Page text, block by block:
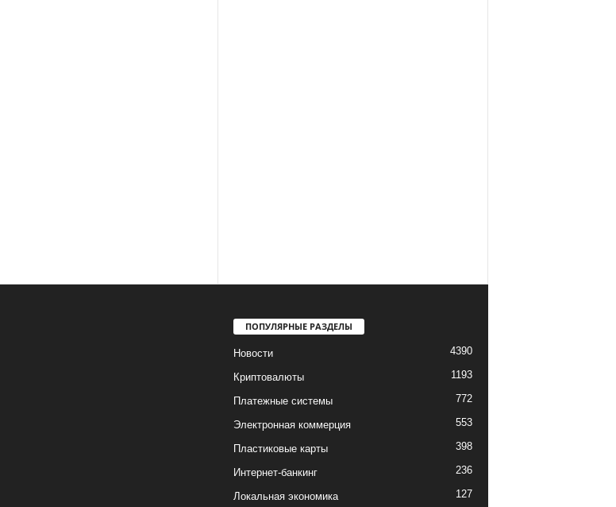
ПОПУЛЯРНЫЕ РАЗДЕЛЫ
Новости 4390
Криптовалюты 1193
Платежные системы 772
Электронная коммерция 553
Пластиковые карты 398
Интернет-банкинг 236
Локальная экономика 127